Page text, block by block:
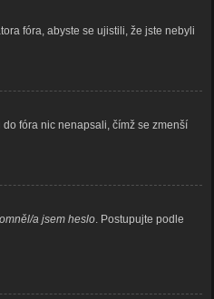
fóra, abyste se ujistili, že jste nebyli
fóra nic nenapsali, čímž se zmenší
a jsem heslo. Postupujte podle